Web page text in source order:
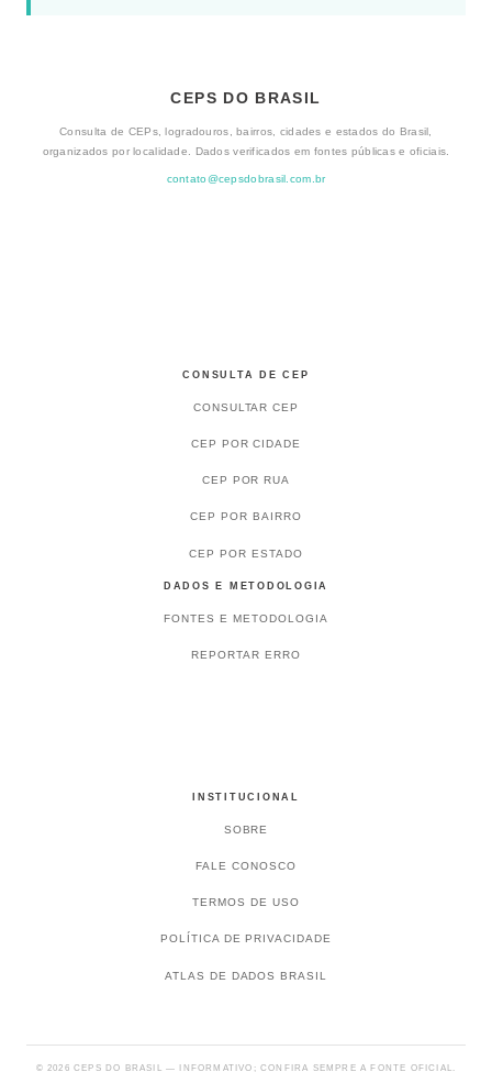
CEPS DO BRASIL
Consulta de CEPs, logradouros, bairros, cidades e estados do Brasil,
organizados por localidade. Dados verificados em fontes públicas e oficiais.
contato@cepsdobrasil.com.br
CONSULTA DE CEP
CONSULTAR CEP
CEP POR CIDADE
CEP POR RUA
CEP POR BAIRRO
CEP POR ESTADO
DADOS E METODOLOGIA
FONTES E METODOLOGIA
REPORTAR ERRO
INSTITUCIONAL
SOBRE
FALE CONOSCO
TERMOS DE USO
POLÍTICA DE PRIVACIDADE
ATLAS DE DADOS BRASIL
© 2026 CEPS DO BRASIL — INFORMATIVO; CONFIRA SEMPRE A FONTE OFICIAL.